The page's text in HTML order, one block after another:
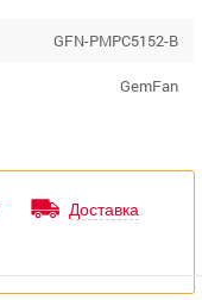
GFN-PMPC5152-B
GemFan
Доставка